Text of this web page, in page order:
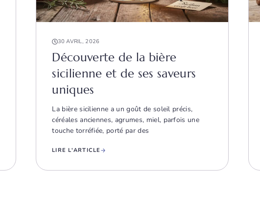
30 AVRIL, 2026
Découverte de la bière
sicilienne et de ses saveurs
uniques
La bière sicilienne a un goût de soleil précis,
céréales anciennes, agrumes, miel, parfois une
touche torréfiée, porté par des
LIRE L'ARTICLE